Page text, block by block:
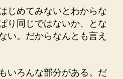
じめてみないとわからな
り同じではないか、とな
い。だからなんとも言え
いろんな部分がある。だ